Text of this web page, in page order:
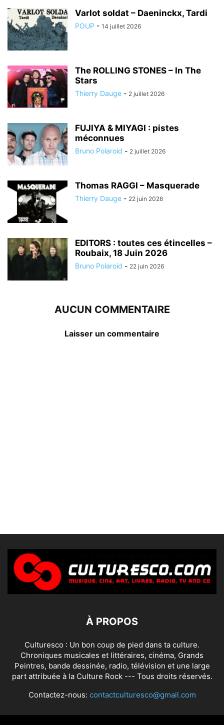
Varlot soldat – Daeninckx, Tardi
POUP - 14 juillet 2026
The ROLLING STONES – In The
Stars
Thierry Dauge - 2 juillet 2026
FUJIYA & MIYAGI : pistes
méconnues
Bruno Polaroid - 2 juillet 2026
Thomas RAGGI – Masquerade
Thierry Dauge - 22 juin 2026
EDITORS : toutes ces étincelles –
Roubaix, 18 Juin 2026
Bruno Polaroid - 22 juin 2026
AUCUN COMMENTAIRE
Laisser un commentaire
À PROPOS
Culturesco : Un bon coup de pied dans ta culture.
Chroniques musicales et littéraires, cinéma, Grands
Peintres, bande dessinée, radio, télévision et une large
part attribuée à la Culture Rock --- Tous droits réservés.
Contactez-nous: contactculturesco@gmail.com